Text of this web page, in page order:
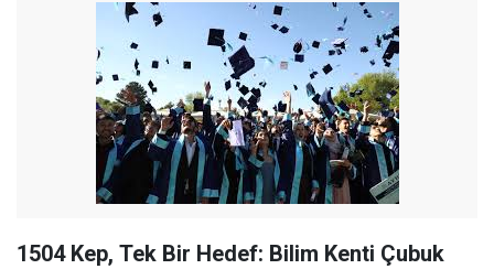
1504 Kep, Tek Bir Hedef: Bilim Kenti Çubuk